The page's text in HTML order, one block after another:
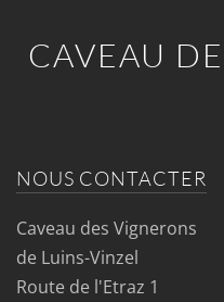
CAVEAU
NOUS CONTACTER
Caveau des Vignerons
de Luins-Vinzel
Route de l'Etraz 1